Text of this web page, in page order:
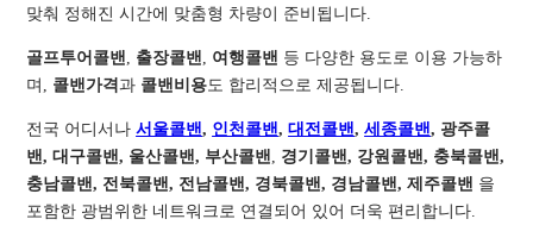
맞춰 정해진 시간에 맞춤형 차량이 준비됩니다.
골프투어콜밴 출장콜밴 여행콜밴 등 다양한 용도로 이용 가능하
며, 콜밴가격과 콜밴비용도 합리적으로 제공됩니다.
전국 어디서나서울콜밴, 인천콜밴,대전콜밴,세종콜밴, 광주콜
밴, 대구콜밴, 울산콜밴, 부산콜밴
경기콜밴, 강원콜밴, 충북콜밴,
충남콜밴, 전북콜밴, 전남콜밴, 경북콜밴, 경남콜밴, 제주콜밴 을
포함한 광범위한 네트워크로 연결되어 있어 더욱 편리합니다.